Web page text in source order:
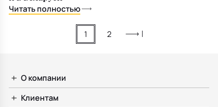
Читать полностью
1 2
О компании
Клиентам